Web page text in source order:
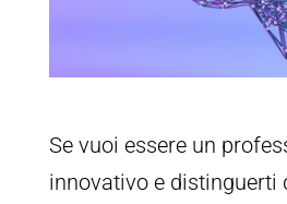
Se vuoi essere un
innovativo e distinguerti